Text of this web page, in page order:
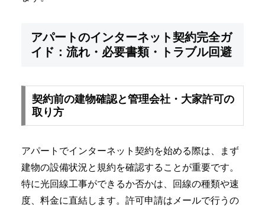
アパートのインターネット契約完全ガ
イド：流れ・必要書類・トラブル回避
契約前の建物確認と管理会社・大家許可の
取り方
アパートでインターネット契約を始める際は、まず
建物の設備状況と規約を確認することが重要です。
特に光回線工事ができるか否かは、回線の種類や速
度、料金に直結します。許可申請はメールで行うの